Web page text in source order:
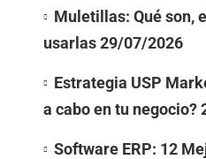
Muletillas: Qué son,
usarlas29/07/2026
Estrategia USP
a cabo en tu negocio?
Software ERP: 12